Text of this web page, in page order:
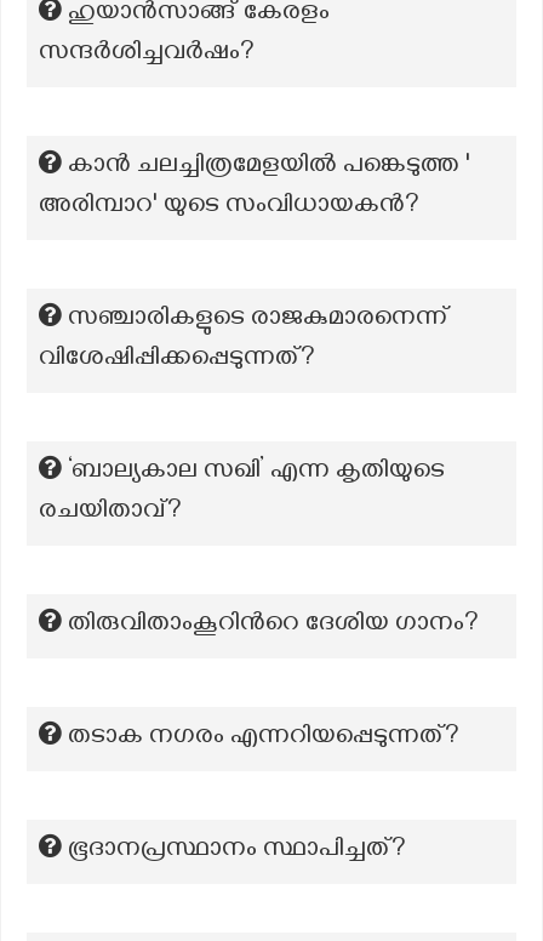
ഹുയാൻസാങ്ങ് കേരളം
സന്ദർശിച്ചവർഷം?
കാന്‍ ചലച്ചിത്രമേളയില്‍ പങ്കെടുത്ത '
അരിമ്പാറ' യുടെ സംവിധായകന്‍?
സഞ്ചാരികളുടെ രാജകുമാരനെന്ന്
വിശേഷിപ്പിക്കപ്പെടുന്നത്?
‘ബാല്യകാല സഖി’ എന്ന കൃതിയുടെ
രചയിതാവ്?
തിരുവിതാംകൂറിന്‍റെ ദേശിയ ഗാനം?
തടാക നഗരം എന്നറിയപ്പെടുന്നത്?
ഭൂദാനപ്രസ്ഥാനം സ്ഥാപിച്ചത്?